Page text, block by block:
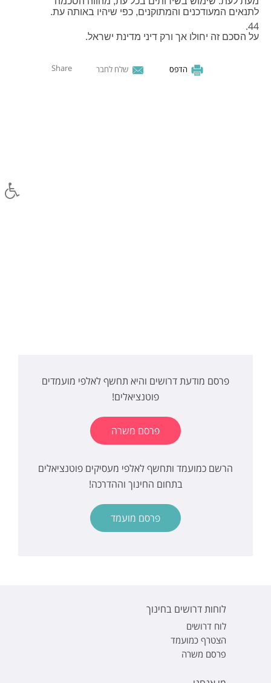
לתנאים המעודכנים והמתוקנים, כפי שיהיו באותה עת.
על הסכם זה יחולו אך ורק דיני מדינת ישראל.
Share שלח לחבר הדפס
פרסם מודעת דרושים והיא תחשף לאלפי מועמדים
פוטנציאלים!
פרסם משרה
הרשם כמועמד ותחשף לאלפי מעסיקים פוטנציאלים
בתחום החינוך וההדרכה!
פרסם מועמד
לוחות דרושים בחינוך
לוח דרושים
הצטרף כמועמד
פרסם משרה